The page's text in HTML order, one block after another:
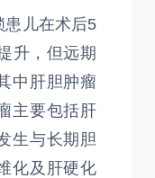
患儿在术后5
升，但远期
中肝胆肿瘤
主要包括肝
生与长期胆
化及肝硬化